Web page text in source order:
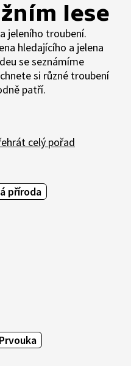
lese
jeleního troubení.
hledajícího a jelena
se seznámíme
si různé troubení
patří.
celý pořad
příroda
Prvouka